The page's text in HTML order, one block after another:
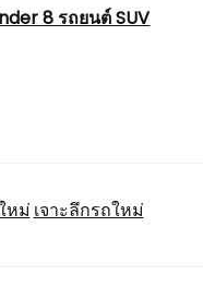
8 รถยนต์ SUV
หม่ เจาะลึกรถใหม่